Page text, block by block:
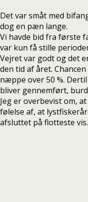
Det var småt med
dog en pæn lange.
Vi havde bid fra første
var kun få stille
Vejret var godt og det
den tid af året.
næppe over 50 %.
bliver gennemført,
Jeg er overbevist om,
følelse af, at
afsluttet på flotteste vis.